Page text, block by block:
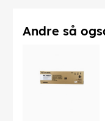
Andre så